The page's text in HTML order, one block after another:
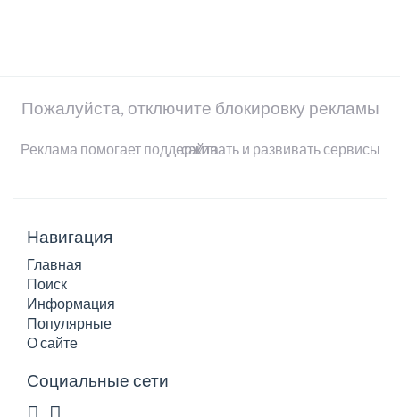
Пожалуйста, отключите блокировку рекламы
Реклама помогает поддерживать и развивать сервисы сайта
Навигация
Главная
Поиск
Информация
Популярные
О сайте
Социальные сети